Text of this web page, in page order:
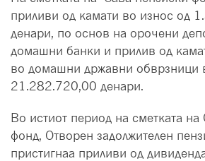
приливи од камати во износ од
денари, по основ на орочени
домашни банки и прилив од
во домашни државни обврзници
21.282.720,00 денари.
Во истиот период на сметката на
фонд, Отворен задолжителен
пристигнаa приливи од